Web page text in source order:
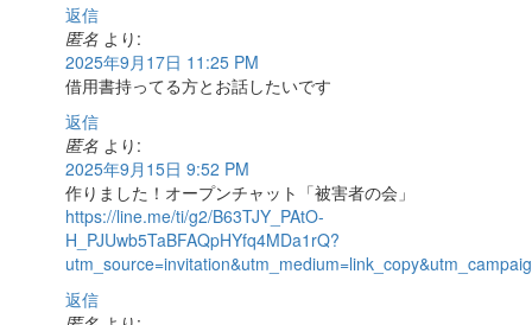
返信
匿名 より:
2025年9月17日 11:25 PM
借用書持ってる方とお話したいです
返信
匿名 より:
2025年9月15日 9:52 PM
作りました！オープンチャット「被害者の会」
https://line.me/ti/g2/B63TJY_PAtO-
H_PJUwb5TaBFAQpHYfq4MDa1rQ?
返信